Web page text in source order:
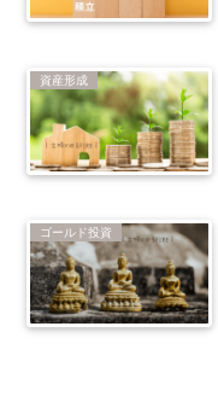
資産形成
ゴールド投資